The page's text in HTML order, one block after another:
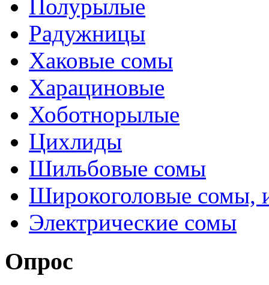
Полурылые
Радужницы
Хаковые сомы
Харациновые
Хоботнорылые
Цихлиды
Шильбовые сомы
Широкоголовые сомы,
Электрические сомы
Опрос